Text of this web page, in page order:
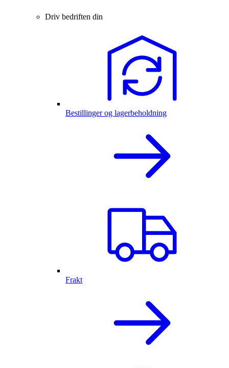
Driv bedriften din
Bestillinger og lagerbeholdning
Frakt